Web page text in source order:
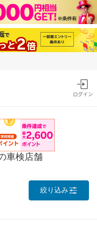
ログイン
車検店舗
絞り込み